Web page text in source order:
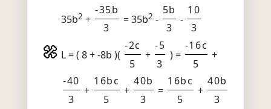
35b2 +
-35b
3
= 35b2 -
5b
3
-
10
3
L = ( 8 + -8b )(
-2c
5
+
-5
3
) =
-16c
5
+
-40
3
+
16bc
5
+
40b
3
=
16bc
5
+
40b
3